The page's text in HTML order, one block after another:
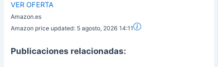
VER OFERTA
Amazon.es
Amazon price updated: 5 agosto, 2026 14:11
Publicaciones relacionadas: